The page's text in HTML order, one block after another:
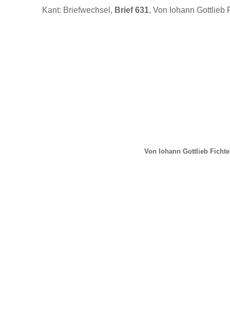
Kant: Briefwechsel, Brief 631, Von Iohann Gottlieb
Von Iohann Gottlieb